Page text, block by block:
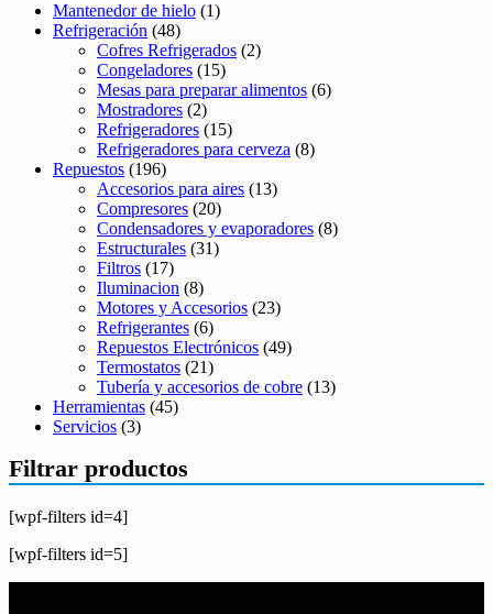
Mantenedor de hielo (1)
Refrigeración (48)
Cofres Refrigerados (2)
Congeladores (15)
Mesas para preparar alimentos (6)
Mostradores (2)
Refrigeradores (15)
Refrigeradores para cerveza (8)
Repuestos (196)
Accesorios para aires (13)
Compresores (20)
Condensadores y evaporadores (8)
Estructurales (31)
Filtros (17)
Iluminacion (8)
Motores y Accesorios (23)
Refrigerantes (6)
Repuestos Electrónicos (49)
Termostatos (21)
Tubería y accesorios de cobre (13)
Herramientas (45)
Servicios (3)
Filtrar productos
[wpf-filters id=4]
[wpf-filters id=5]